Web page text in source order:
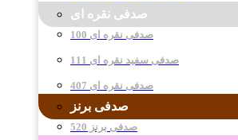
صدفی نقره ای
صدفی نقره ای 100
صدفی سفید نقره ای 111
صدفی نقره ای 407
صدفی برنز
صدفی برنز 520